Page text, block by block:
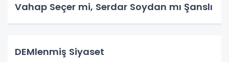
Vahap Seçer mi, Serdar Soydan mı Şanslı
DEMlenmiş Siyaset